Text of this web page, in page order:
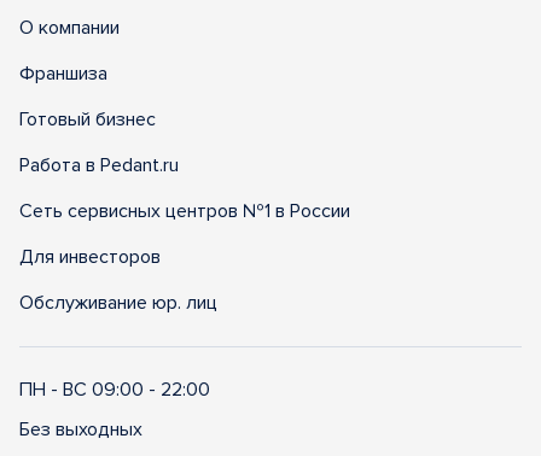
О компании
Франшиза
Готовый бизнес
Работа в Pedant.ru
Сеть сервисных центров №1 в России
Для инвесторов
Обслуживание юр. лиц
ПН - ВС 09:00 - 22:00
Без выходных